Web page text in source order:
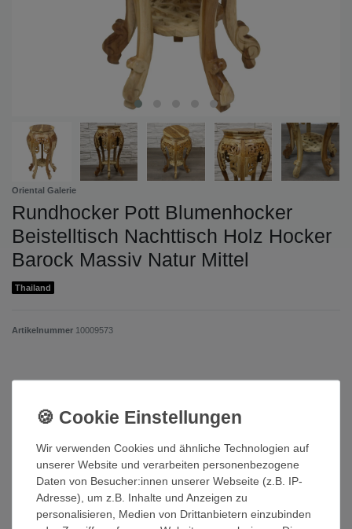
Oriental Galerie
Rundhocker Pott Blumenhocker
Beistelltisch Nachttisch Holz Hocker
Barock Massiv Natur Mittel
Thailand
Artikelnummer 10009573
*
Inhalt1Stück
Sofort versandfertig
In den Warenkorb
Wunschliste
Wir verwenden Cookies und ähnliche Technologien auf
unserer Website und verarbeiten personenbezogene
Daten von Besucher:innen unserer Webseite (z.B. IP-
Adresse), um z.B. Inhalte und Anzeigen zu
personalisieren, Medien von Drittanbietern einzubinden